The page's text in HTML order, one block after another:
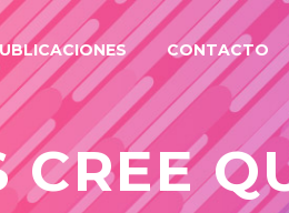
CONTACTO
CREE